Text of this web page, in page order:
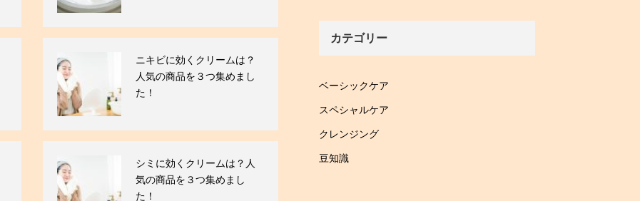
ニキビに効くクリームは？
人気の商品を３つ集めまし
た！
シミに効くクリームは？人
気の商品を３つ集めまし
た！
カテゴリー
ベーシックケア
スペシャルケア
クレンジング
豆知識